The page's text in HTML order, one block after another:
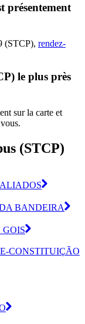
présentement
(STCP), rendez-
le plus près
sur la carte et
(STCP)
BANDEIRA
CONSTITUIÇÃO